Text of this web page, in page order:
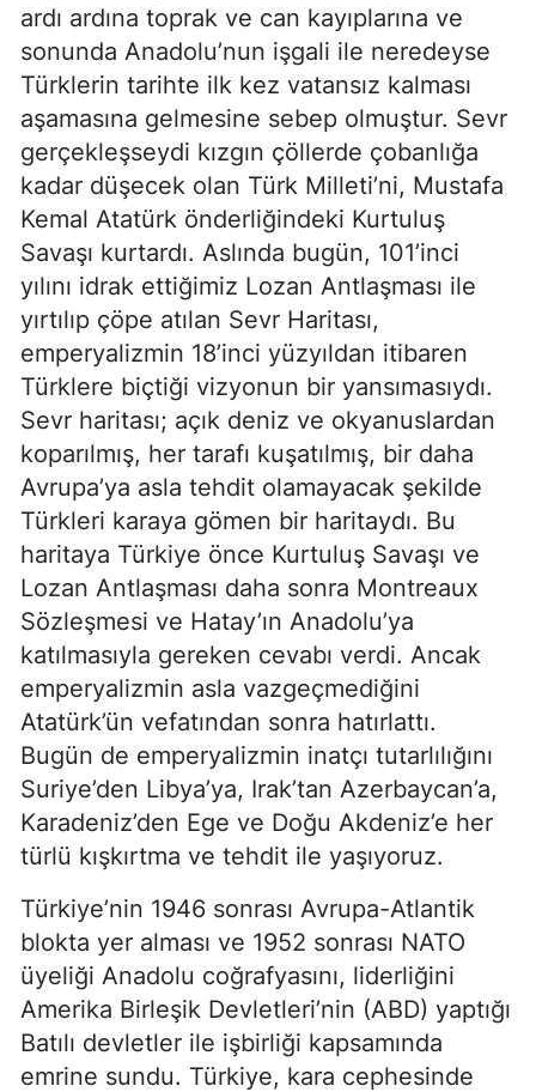
ardı ardına toprak ve can kayıplarına ve
sonunda Anadolu’nun işgali ile neredeyse
Türklerin tarihte ilk kez vatansız kalması
aşamasına gelmesine sebep olmuştur. Sevr
gerçekleşseydi kızgın çöllerde çobanlığa
kadar düşecek olan Türk Milleti’ni, Mustafa
Kemal Atatürk önderliğindeki Kurtuluş
Savaşı kurtardı. Aslında bugün, 101’inci
yılını idrak ettiğimiz Lozan Antlaşması ile
yırtılıp çöpe atılan Sevr Haritası,
emperyalizmin 18’inci yüzyıldan itibaren
Türklere biçtiği vizyonun bir yansımasıydı.
Sevr haritası; açık deniz ve okyanuslardan
koparılmış, her tarafı kuşatılmış, bir daha
Avrupa’ya asla tehdit olamayacak şekilde
Türkleri karaya gömen bir haritaydı. Bu
haritaya Türkiye önce Kurtuluş Savaşı ve
Lozan Antlaşması daha sonra Montreaux
Sözleşmesi ve Hatay’ın Anadolu’ya
katılmasıyla gereken cevabı verdi. Ancak
emperyalizmin asla vazgeçmediğini
Atatürk’ün vefatından sonra hatırlattı.
Bugün de emperyalizmin inatçı tutarlılığını
Suriye’den Libya’ya, Irak’tan Azerbaycan’a,
Karadeniz’den Ege ve Doğu Akdeniz’e her
türlü kışkırtma ve tehdit ile yaşıyoruz.
Türkiye’nin 1946 sonrası Avrupa-Atlantik
blokta yer alması ve 1952 sonrası NATO
üyeliği Anadolu coğrafyasını, liderliğini
Amerika Birleşik Devletleri’nin (ABD) yaptığı
Batılı devletler ile işbirliği kapsamında
emrine sundu. Türkiye, kara cephesinde